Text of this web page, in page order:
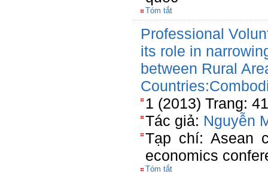
Tóm tắt
Professional
its role in
between Rural
1 (2013) Trang: 41
Tác giả: Nguyễn
Tạp chí: Asean
economics
Tóm tắt